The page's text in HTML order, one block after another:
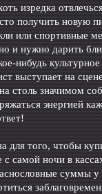
изредка
получить новую
или спортивные
и нужно дарить
нибудь
выступает на
столь значимом
энергией
для того, чтобы
с самой ночи в
суммы